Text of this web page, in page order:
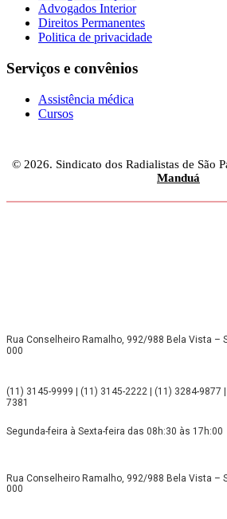
Advogados Interior
Direitos Permanentes
Politica de privacidade
Serviços e convênios
Assistência médica
Cursos
© 2026. Sindicato dos Radialistas de São
Manduá
Rua Conselheiro Ramalho, 992/988 Bela Vista –
000
(11) 3145-9999 | (11) 3145-2222 | (11) 3284-9877
7381
Segunda-feira à Sexta-feira das 08h:30 às 17h:00
Rua Conselheiro Ramalho, 992/988 Bela Vista –
000